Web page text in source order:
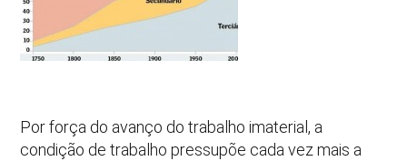
Por força do avanço do trabalho imaterial, a
condição de trabalho pressupõe cada vez mais a